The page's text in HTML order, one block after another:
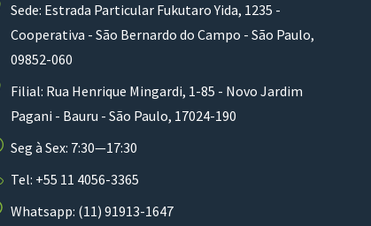
Sede: Estrada Particular Fukutaro Yida, 1235 -
Cooperativa - São Bernardo do Campo - São Paulo,
09852-060
Filial: Rua Henrique Mingardi, 1-85 - Novo Jardim
Pagani - Bauru - São Paulo, 17024-190
Seg à Sex: 7:30—17:30
Tel: +55 11 4056-3365
Whatsapp: (11) 91913-1647